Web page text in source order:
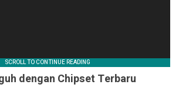
dengan Chipset Terbaru